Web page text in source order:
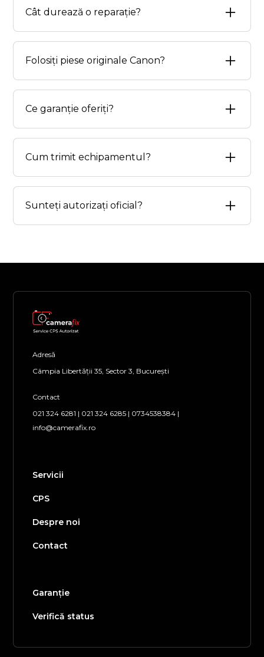
Cât durează o reparație?
necesita mai mult timp, dar te ține informativ
la fiecare pas.
Folosiți piese originale Canon?
testată înainte de instalare pe echipamentul
tău.
Ce garanție oferiți?
Cum trimit echipamentul?
curier. Te ajutăm cu instrucțiuni de
ambalare sigură.
Sunteți autorizați oficial?
Adresă
Câmpia Libertății 35, Sector 3, București
Contact
021 324 6281 | 021 324 6285 | 0734538384 |
info@camerafix.ro
Servicii
CPS
Despre noi
Contact
Garanție
Verifică status